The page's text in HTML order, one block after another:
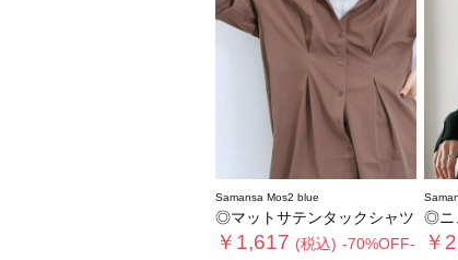
Samansa Mos2 blue
◎マットサテンタックシャツ
￥1,617 (税込) -70%OFF-
◎ニ
￥